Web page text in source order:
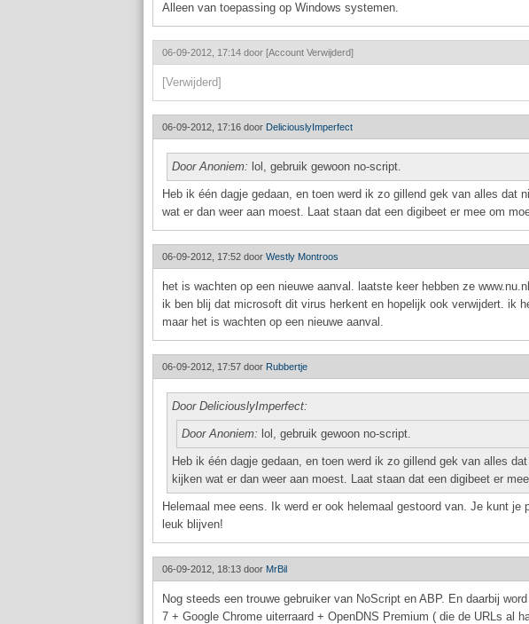
Alleen van toepassing op Windows systemen.
06-09-2012, 17:14 door [Account Verwijderd]
[Verwijderd]
06-09-2012, 17:16 door DeliciouslyImperfect
Door Anoniem: lol, gebruik gewoon no-script.
Heb ik één dagje gedaan, en toen werd ik zo gillend gek van alles dat
wat er dan weer aan moest. Laat staan dat een digibeet er mee om
06-09-2012, 17:52 door Westly Montroos
het is wachten op een nieuwe aanval. laatste keer hebben ze
ik ben blij dat microsoft dit virus herkent en hopelijk ook verwijdert. ik
maar het is wachten op een nieuwe aanval.
06-09-2012, 17:57 door Rubbertje
Door DeliciouslyImperfect:
Door Anoniem: lol, gebruik gewoon no-script.
Heb ik één dagje gedaan, en toen werd ik zo gillend gek van alles
kijken wat er dan weer aan moest. Laat staan dat een digibeet er
Helemaal mee eens. Ik werd er ook helemaal gestoord van. Je kunt je
leuk blijven!
06-09-2012, 18:13 door MrBil
Nog steeds een trouwe gebruiker van NoScript en ABP. En daarbij
7 + Google Chrome uiterraard + OpenDNS Premium ( die de URLs al